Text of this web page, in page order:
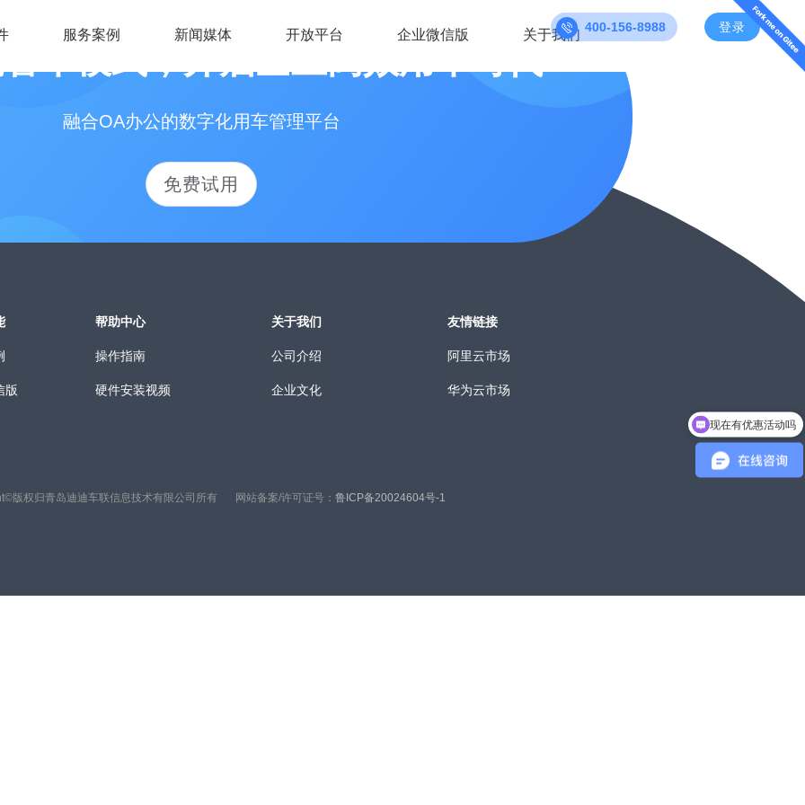
服务案例 新闻媒体 开放平台 企业微信版 关于我们 400-156-8988 登录
融合OA办公的数字化用车管理平台
免费试用
版
帮助中心
操作指南
硬件安装视频
关于我们
公司介绍
企业文化
友情链接
阿里云市场
华为云市场
版权归青岛迪迪车联信息技术有限公司所有 网站备案/许可证号： 鲁ICP备20024604号-1
现在有优惠活动吗